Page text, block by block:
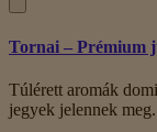
Tornai – Prémium
Túlérett aromák
jegyek jelennek